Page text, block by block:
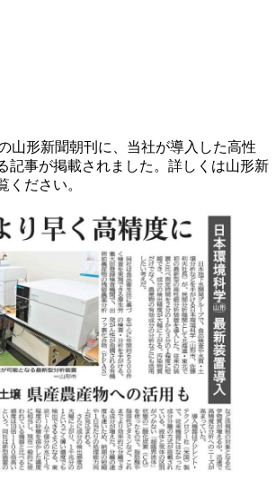
山形新聞朝刊に、当社が導入した高性
記事が掲載されました。詳しくは山形新
ください。